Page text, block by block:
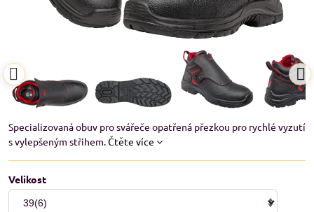
Specializovaná obuv pro svářeče opatřená přezkou pro rychlé vyzutí
s vylepšeným střihem.Čtěte více
Velikost